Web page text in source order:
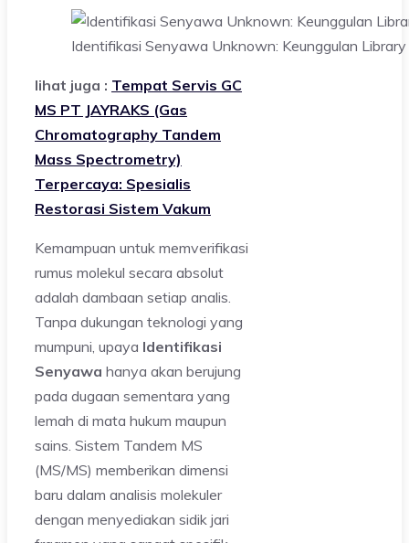
Identifikasi Senyawa Unknown: Keunggulan Library
lihat juga : Tempat Servis GC
MS PT JAYRAKS (Gas
Chromatography Tandem
Mass Spectrometry)
Terpercaya: Spesialis
Restorasi Sistem Vakum
Kemampuan untuk memverifikasi
rumus molekul secara absolut
adalah dambaan setiap analis.
Tanpa dukungan teknologi yang
mumpuni, upaya Identifikasi
Senyawa hanya akan berujung
pada dugaan sementara yang
lemah di mata hukum maupun
sains. Sistem Tandem MS
(MS/MS) memberikan dimensi
baru dalam analisis molekuler
dengan menyediakan sidik jari